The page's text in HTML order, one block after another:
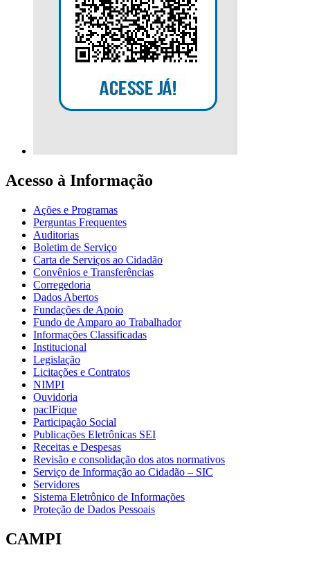
Acesso à Informação
Ações e Programas
Perguntas Frequentes
Auditorias
Boletim de Serviço
Carta de Serviços ao Cidadão
Convênios e Transferências
Corregedoria
Dados Abertos
Fundações de Apoio
Fundo de Amparo ao Trabalhador
Informações Classificadas
Institucional
Legislação
Licitações e Contratos
NIMPI
Ouvidoria
pacIFique
Participação Social
Publicações Eletrônicas SEI
Receitas e Despesas
Revisão e consolidação dos atos normativos
Serviço de Informação ao Cidadão – SIC
Servidores
Sistema Eletrônico de Informações
Proteção de Dados Pessoais
CAMPI